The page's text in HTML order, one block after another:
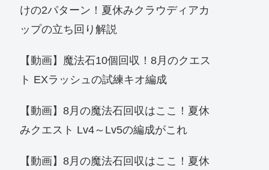
けの2パターン！夏休みクラウディアカ
ップの立ち回り解説
【動画】魔法石10個回収！8月のクエス
ト EXラッシュの試練キオ編成
【動画】8月の魔法石回収はここ！夏休
みクエスト Lv4～Lv5の編成がこれ
【動画】8月の魔法石回収はここ！夏休